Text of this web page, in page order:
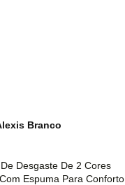
Branco
Desgaste De 2 Cores
Espuma Para Conforto